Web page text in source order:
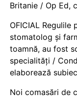
Britanie / Op Ed,
OFICIAL Regulile
stomatolog și
toamnă, au fost
specialități /
elaborează
Noi comasări de